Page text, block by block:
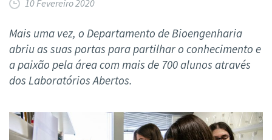
10 Fevereiro 2020
Mais uma vez, o Departamento de Bioengenharia
abriu as suas portas para partilhar o conhecimento e
a paixão pela área com mais de 700 alunos através
dos Laboratórios Abertos.